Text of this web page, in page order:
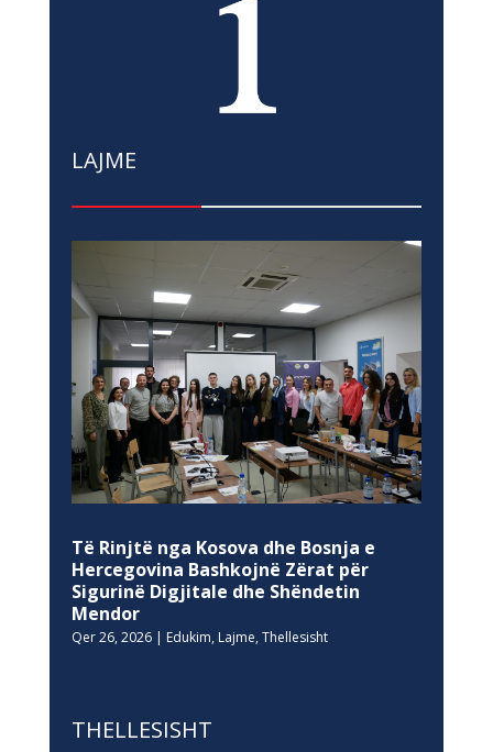
LAJME
Të Rinjtë nga Kosova dhe Bosnja e
Hercegovina Bashkojnë Zërat për
Sigurinë Digjitale dhe Shëndetin
Mendor
Qer 26, 2026| Edukim, Lajme, Thellesisht
THELLESISHT